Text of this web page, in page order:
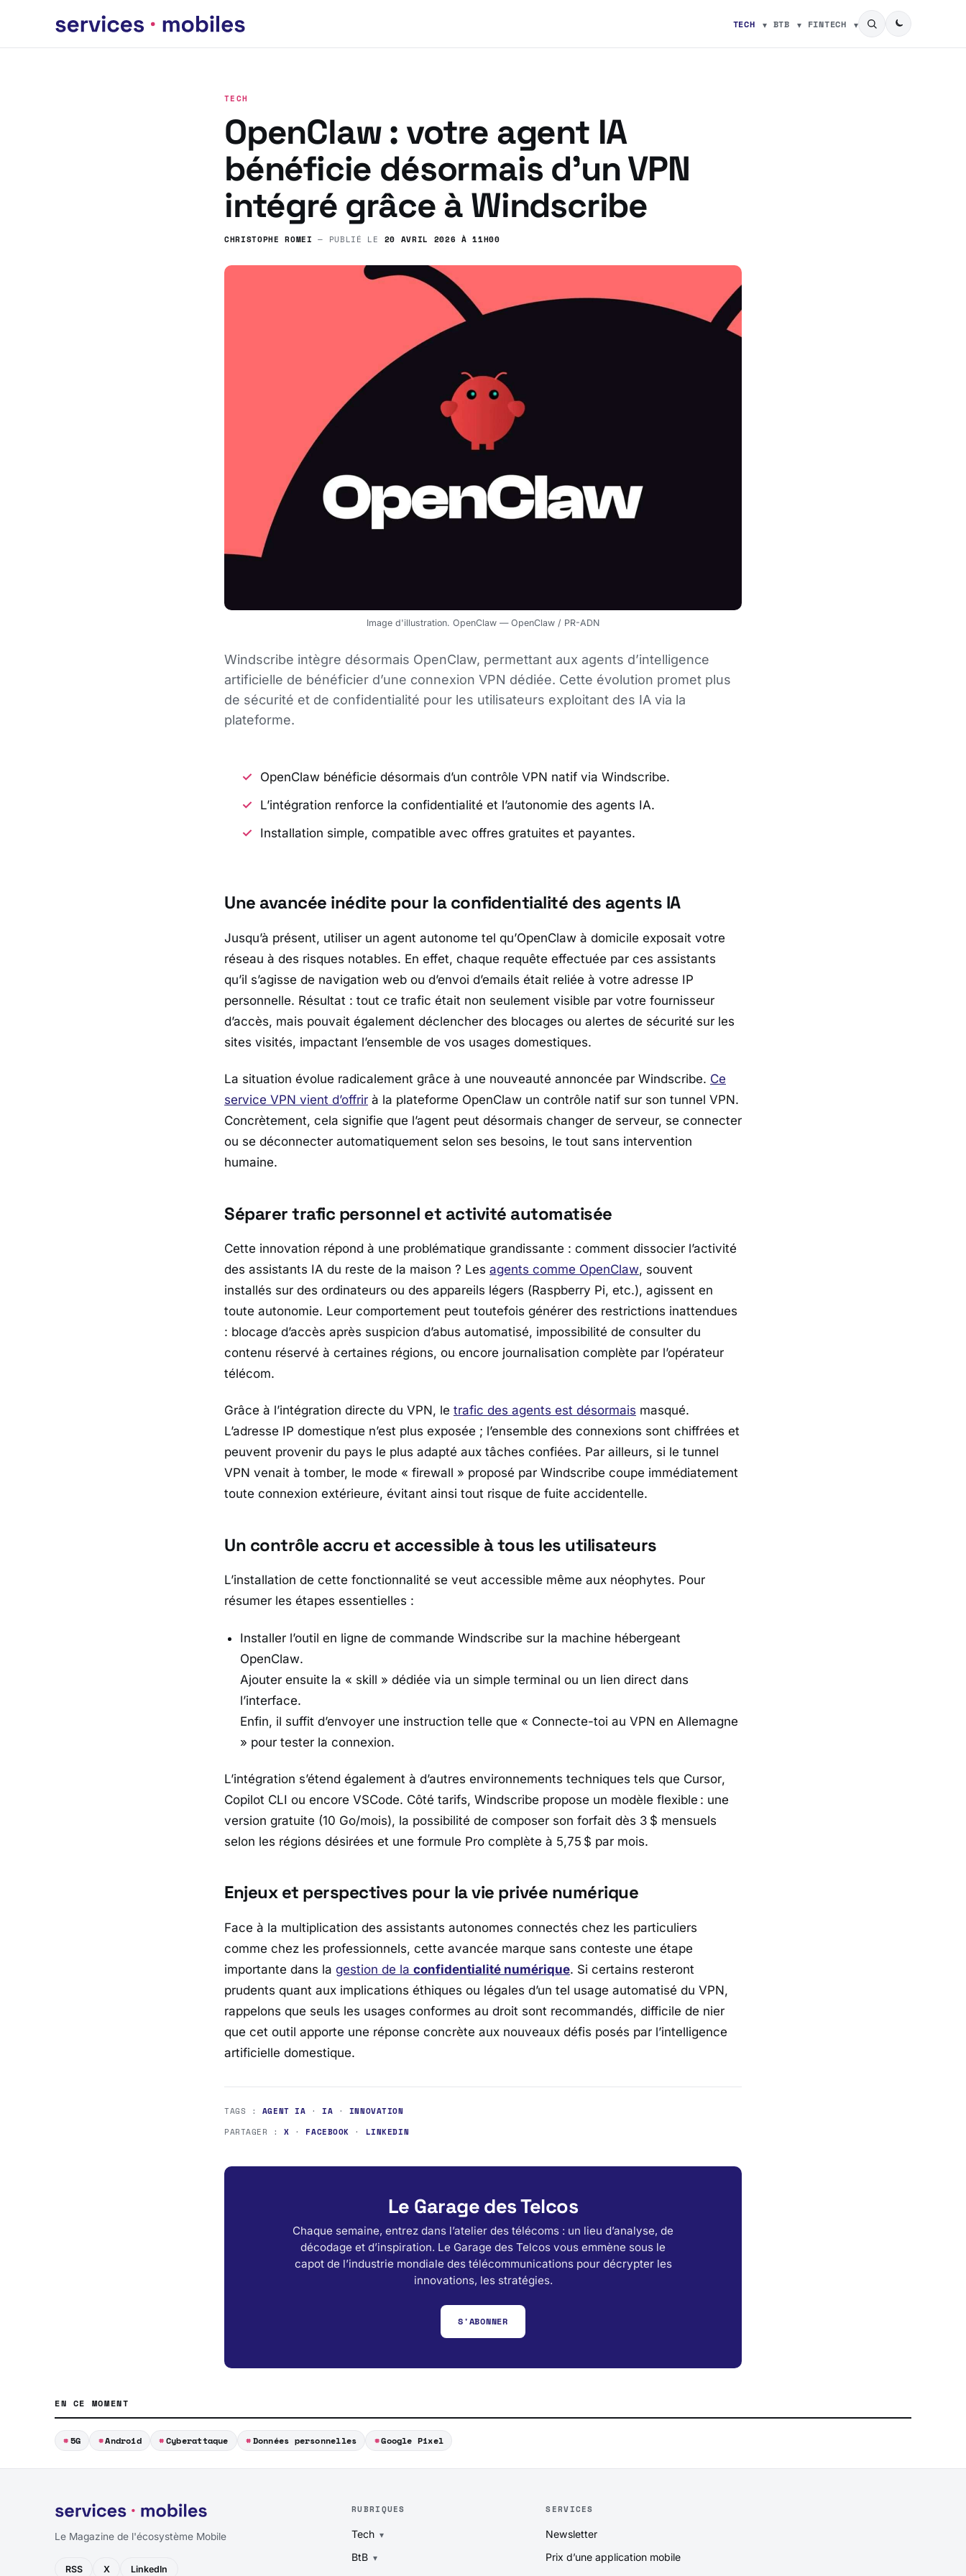
TECH BTB FINTECH
TECH
OpenClaw : votre agent IA
bénéficie désormais d’un VPN
intégré grâce à Windscribe
CHRISTOPHE ROMEI — PUBLIÉ LE 20 AVRIL 2026 À 11H00
Image d'illustration. OpenClaw — OpenClaw / PR-ADN
Windscribe intègre désormais OpenClaw, permettant aux agents d’intelligence
artificielle de bénéficier d’une connexion VPN dédiée. Cette évolution promet plus
de sécurité et de confidentialité pour les utilisateurs exploitant des IA via la
plateforme.
OpenClaw bénéficie désormais d’un contrôle VPN natif via Windscribe.
L’intégration renforce la confidentialité et l’autonomie des agents IA.
Installation simple, compatible avec offres gratuites et payantes.
Une avancée inédite pour la confidentialité des agents IA
Jusqu’à présent, utiliser un agent autonome tel qu’OpenClaw à domicile exposait votre
réseau à des risques notables. En effet, chaque requête effectuée par ces assistants
qu’il s’agisse de navigation web ou d’envoi d’emails était reliée à votre adresse IP
personnelle. Résultat : tout ce trafic était non seulement visible par votre fournisseur
d’accès, mais pouvait également déclencher des blocages ou alertes de sécurité sur les
sites visités, impactant l’ensemble de vos usages domestiques.
La situation évolue radicalement grâce à une nouveauté annoncée par Windscribe. Ce
service VPN vient d’offrir à la plateforme OpenClaw un contrôle natif sur son tunnel VPN.
Concrètement, cela signifie que l’agent peut désormais changer de serveur, se connecter
ou se déconnecter automatiquement selon ses besoins, le tout sans intervention
humaine.
Séparer trafic personnel et activité automatisée
Cette innovation répond à une problématique grandissante : comment dissocier l’activité
des assistants IA du reste de la maison ? Les agents comme OpenClaw, souvent
installés sur des ordinateurs ou des appareils légers (Raspberry Pi, etc.), agissent en
toute autonomie. Leur comportement peut toutefois générer des restrictions inattendues
: blocage d’accès après suspicion d’abus automatisé, impossibilité de consulter du
contenu réservé à certaines régions, ou encore journalisation complète par l’opérateur
télécom.
Grâce à l’intégration directe du VPN, le trafic des agents est désormais masqué.
L’adresse IP domestique n’est plus exposée ; l’ensemble des connexions sont chiffrées et
peuvent provenir du pays le plus adapté aux tâches confiées. Par ailleurs, si le tunnel
VPN venait à tomber, le mode « firewall » proposé par Windscribe coupe immédiatement
toute connexion extérieure, évitant ainsi tout risque de fuite accidentelle.
Un contrôle accru et accessible à tous les utilisateurs
L’installation de cette fonctionnalité se veut accessible même aux néophytes. Pour
résumer les étapes essentielles :
Installer l’outil en ligne de commande Windscribe sur la machine hébergeant
OpenClaw.
Ajouter ensuite la « skill » dédiée via un simple terminal ou un lien direct dans
l’interface.
Enfin, il suffit d’envoyer une instruction telle que « Connecte-toi au VPN en Allemagne
» pour tester la connexion.
L’intégration s’étend également à d’autres environnements techniques tels que Cursor,
Copilot CLI ou encore VSCode. Côté tarifs, Windscribe propose un modèle flexible : une
version gratuite (10 Go/mois), la possibilité de composer son forfait dès 3 $ mensuels
selon les régions désirées et une formule Pro complète à 5,75 $ par mois.
Enjeux et perspectives pour la vie privée numérique
Face à la multiplication des assistants autonomes connectés chez les particuliers
comme chez les professionnels, cette avancée marque sans conteste une étape
importante dans la gestion de la confidentialité numérique. Si certains resteront
prudents quant aux implications éthiques ou légales d’un tel usage automatisé du VPN,
rappelons que seuls les usages conformes au droit sont recommandés, difficile de nier
que cet outil apporte une réponse concrète aux nouveaux défis posés par l’intelligence
artificielle domestique.
TAGS : AGENT IA ·IA · INNOVATION
PARTAGER :X · FACEBOOK · LINKEDIN
Le Garage des Telcos
Chaque semaine, entrez dans l’atelier des télécoms : un lieu d’analyse, de
décodage et d’inspiration. Le Garage des Telcos vous emmène sous le
capot de l’industrie mondiale des télécommunications pour décrypter les
innovations, les stratégies.
S'ABONNER
EN CE MOMENT
5G Android Cyberattaque Données personnelles Google Pixel
Le Magazine de l'écosystème Mobile
RSS X LinkedIn
RUBRIQUES
Tech
BtB
SERVICES
Newsletter
Prix d’une application mobile